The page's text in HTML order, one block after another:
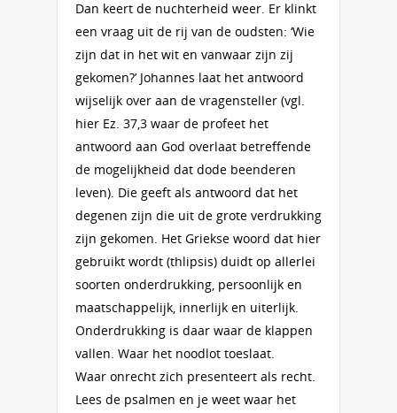
Dan keert de nuchterheid weer. Er klinkt
een vraag uit de rij van de oudsten: ‘Wie
zijn dat in het wit en vanwaar zijn zij
gekomen?’ Johannes laat het antwoord
wijselijk over aan de vragensteller (vgl.
hier Ez. 37,3 waar de profeet het
antwoord aan God overlaat betreffende
de mogelijkheid dat dode beenderen
leven). Die geeft als antwoord dat het
degenen zijn die uit de grote verdrukking
zijn gekomen. Het Griekse woord dat hier
gebruikt wordt (thlipsis) duidt op allerlei
soorten onderdrukking, persoonlijk en
maatschappelijk, innerlijk en uiterlijk.
Onderdrukking is daar waar de klappen
vallen. Waar het noodlot toeslaat.
Waar onrecht zich presenteert als recht.
Lees de psalmen en je weet waar het